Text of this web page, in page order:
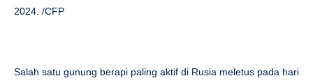
2024. /CFP
Salah satu gunung berapi paling aktif di Rusia meletus pada hari